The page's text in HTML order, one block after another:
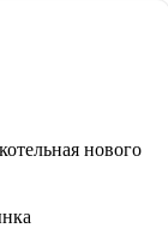
нового